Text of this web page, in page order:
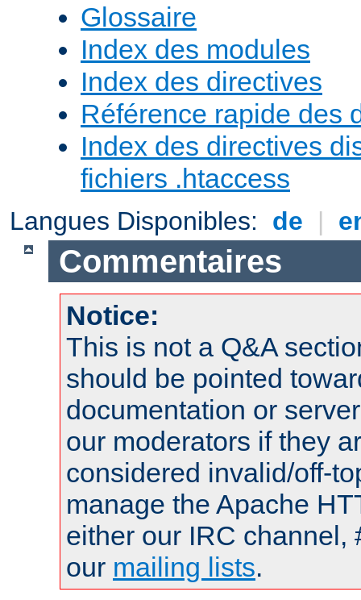
Glossaire
Index des modules
Index des directives
Référence rapide des
Index des directives
fichiers .htaccess
Langues Disponibles: de |
Commentaires
Notice:
This is not a Q&A
should be pointed
documentation or
our moderators if they
considered invalid/off-
manage the Apache
either our IRC channel,
our mailing lists.